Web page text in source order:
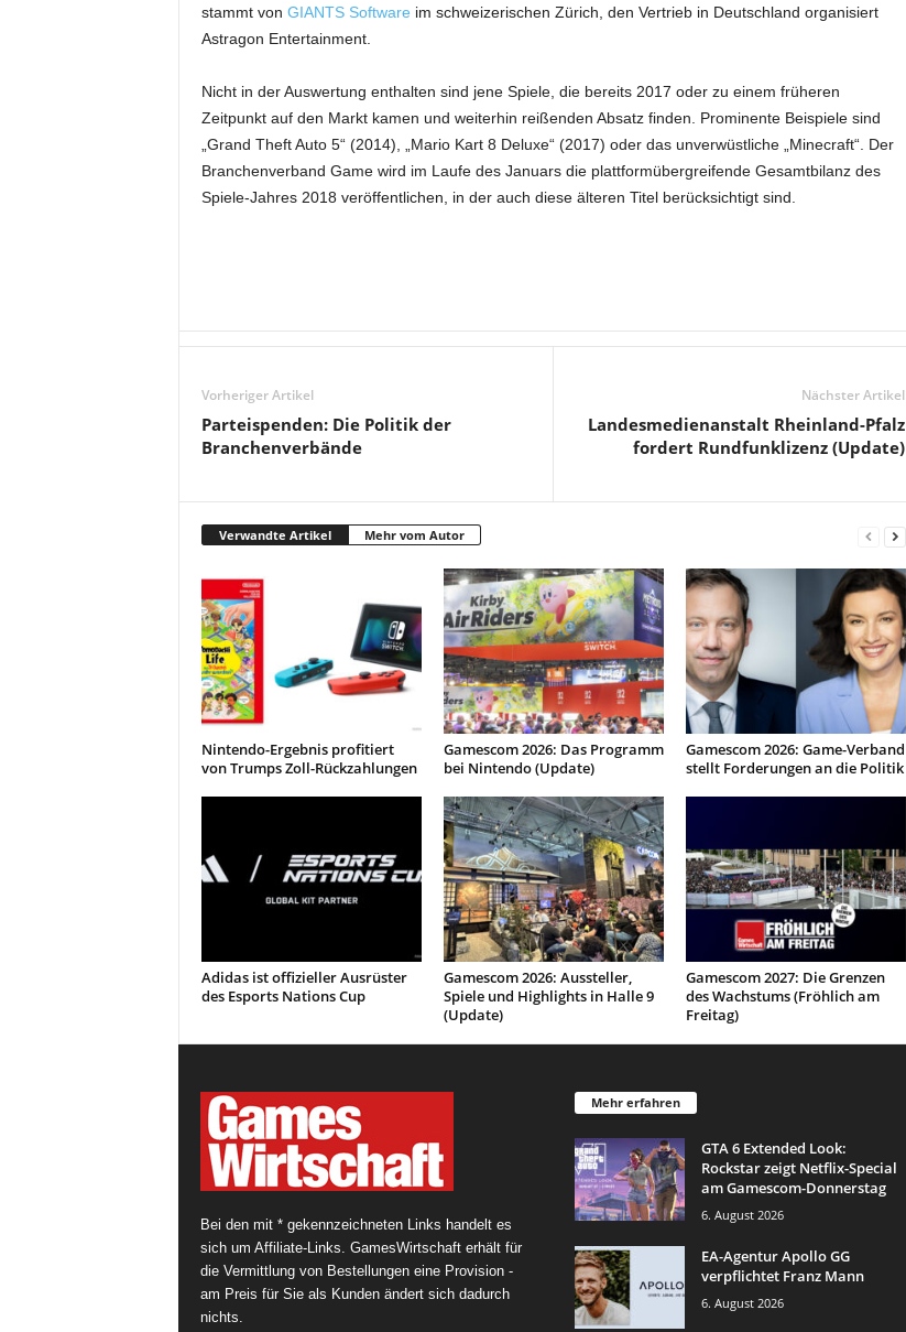
stammt von GIANTS Software im schweizerischen Zürich, den Vertrieb in Deutschland organisiert
Astragon Entertainment.
Nicht in der Auswertung enthalten sind jene Spiele, die bereits 2017 oder zu einem früheren
Zeitpunkt auf den Markt kamen und weiterhin reißenden Absatz finden. Prominente Beispiele sind
„Grand Theft Auto 5“ (2014), „Mario Kart 8 Deluxe“ (2017) oder das unverwüstliche „Minecraft“. Der
Branchenverband Game wird im Laufe des Januars die plattformübergreifende Gesamtbilanz des
Spiele-Jahres 2018 veröffentlichen, in der auch diese älteren Titel berücksichtigt sind.
Vorheriger Artikel
Parteispenden: Die Politik der
Branchenverbände
Nächster Artikel
Landesmedienanstalt Rheinland-Pfalz
fordert Rundfunklizenz (Update)
Verwandte Artikel Mehr vom Autor
Nintendo-Ergebnis profitiert
von Trumps Zoll-Rückzahlungen
Gamescom 2026: Das Programm
bei Nintendo (Update)
Gamescom 2026: Game-Verband
stellt Forderungen an die Politik
Adidas ist offizieller Ausrüster
des Esports Nations Cup
Gamescom 2026: Aussteller,
Spiele und Highlights in Halle 9
(Update)
Gamescom 2027: Die Grenzen
des Wachstums (Fröhlich am
Freitag)
Bei den mit * gekennzeichneten Links handelt es
sich um Affiliate-Links. GamesWirtschaft erhält für
die Vermittlung von Bestellungen eine Provision -
am Preis für Sie als Kunden ändert sich dadurch
nichts.
Mehr erfahren
GTA 6 Extended Look:
Rockstar zeigt Netflix-Special
am Gamescom-Donnerstag
6. August 2026
EA-Agentur Apollo GG
verpflichtet Franz Mann
6. August 2026